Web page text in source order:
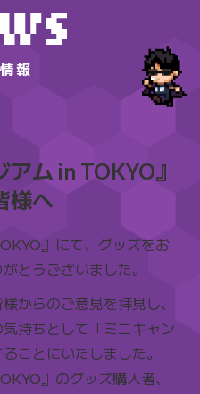
報
アム in TOKYO』
様へ
』にて、グッズをお
とうございました。
からのご意見を拝見し、
持ちとして「ミニキャン
ことにいたしました。
』のグッズ購入者、